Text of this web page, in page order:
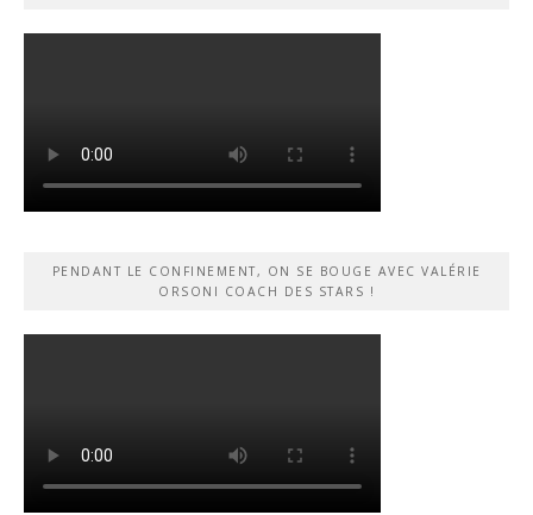
PENDANT LE CONFINEMENT, ON SE BOUGE AVEC VALÉRIE
ORSONI COACH DES STARS !